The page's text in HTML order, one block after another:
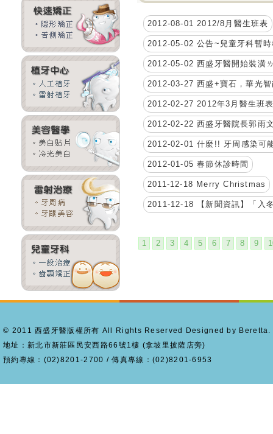
2012-08-01 2012/8月醫生班表
2012-05-02 公告~兒童牙科暫
2012-05-02 西盛牙醫開始裝潢
2012-03-27 西盛+寶石，華光
2012-02-27 2012年3月醫生班
2012-02-22 西盛牙醫院長郭雨
2012-02-01 什麼!! 牙周感染可
2012-01-05 春節休診時間
2011-12-18 Merry Christmas
2011-12-18 【新聞資訊】「入
1 2 3 4 5 6 7 8 9
© 2011 西盛牙醫版權所有 All Rights Reserved Designed by Beretta.
地址：新北市新莊區民安西路66號1樓 (拿坡里披薩店旁)
預約專線：(02)8201-2700 / 傳真專線：(02)8201-6953